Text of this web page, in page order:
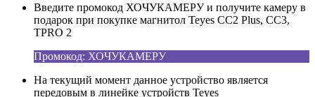
Введите промокод ХОЧУКАМЕРУ и получите камеру в
подарок при покупке магнитол Teyes CC2 Plus, CC3,
TPRO 2
Промокод: ХОЧУКАМЕРУ
На текущий момент данное устройство является
передовым в линейке устройств Teyes